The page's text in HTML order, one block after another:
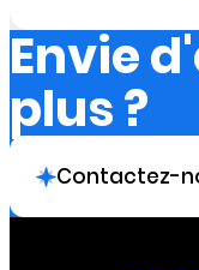
Envie
plus ?
Contactez-